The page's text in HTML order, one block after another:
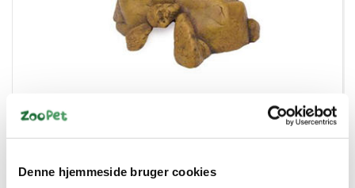
Denne hjemmeside bruger cookies
015561229326